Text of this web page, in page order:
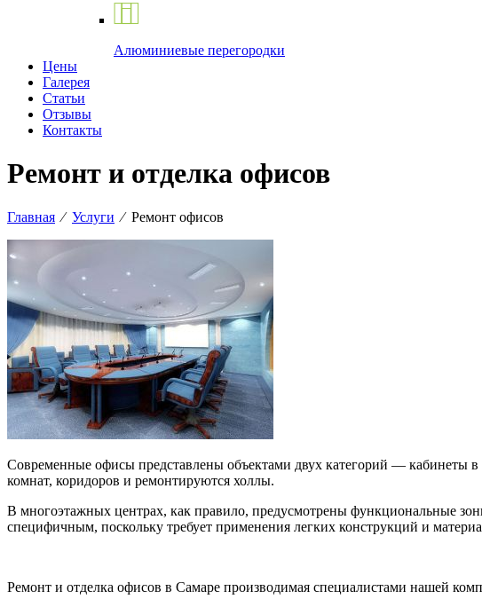
Алюминиевые перегородки
Цены
Галерея
Статьи
Отзывы
Контакты
Ремонт и отделка офисов
Главная ⁄ Услуги ⁄ Ремонт офисов
Современные офисы представлены объектами двух категорий — кабинеты
комнат, коридоров и ремонтируются холлы.
В многоэтажных центрах, как правило, предусмотрены функциональные
специфичным, поскольку требует применения легких конструкций и
Ремонт и отделка офисов в Самаре производимая специалистами нашей